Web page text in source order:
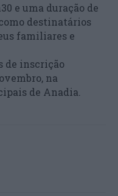
e uma duração de
destinatários
familiares e
de inscrição
na
de Anadia.